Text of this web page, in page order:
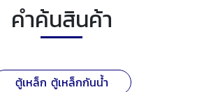
คำค้นสินค้า
ตู้เหล็ก ตู้เหล็กกันน้ำ